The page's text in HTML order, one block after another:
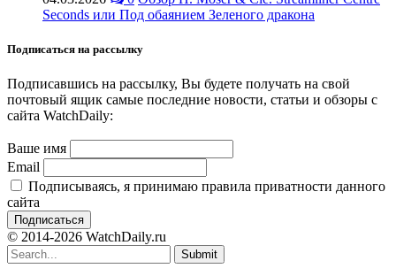
Seconds или Под обаянием Зеленого дракона
Подписаться на рассылку
Подписавшись на рассылку, Вы будете получать на свой
почтовый ящик самые последние новости, статьи и обзоры с
сайта WatchDaily:
Ваше имя
Email
Подписываясь, я принимаю правила приватности данного
сайта
© 2014-2026 WatchDaily.ru
Submit